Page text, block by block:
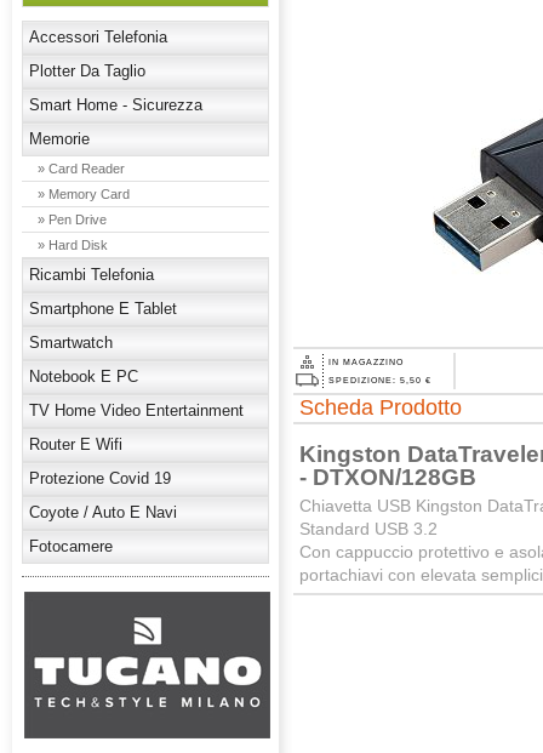
Accessori Telefonia
Plotter Da Taglio
Smart Home - Sicurezza
Memorie
» Card Reader
» Memory Card
» Pen Drive
» Hard Disk
Ricambi Telefonia
Smartphone E Tablet
Smartwatch
Notebook E PC
TV Home Video Entertainment
Router E Wifi
Protezione Covid 19
Coyote / Auto E Navi
Fotocamere
IN MAGAZZINO
SPEDIZIONE: 5,50 €
Scheda Prodotto
Kingston
- DTXON/128GB
Chiavetta USB Kingston
Standard USB 3.2
Con cappuccio protettivo e
portachiavi con elevata